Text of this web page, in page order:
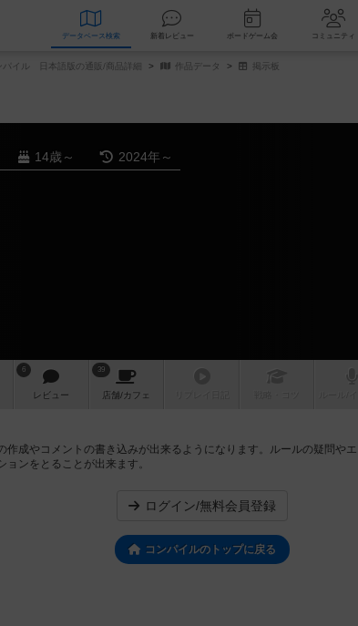
データベース 検索 新着レビュー ボードゲーム会
パイル 日本語版の通販/商品詳細 作品データ 掲示板
14歳～ 2024年～
6
レビュー
39
店舗/カフェ
作成やコメントの書き込みが出来るようになります。ルールの疑問や
ンをとることが出来ます。
ログイン/無料会員登録
コンパイルのトップに戻る